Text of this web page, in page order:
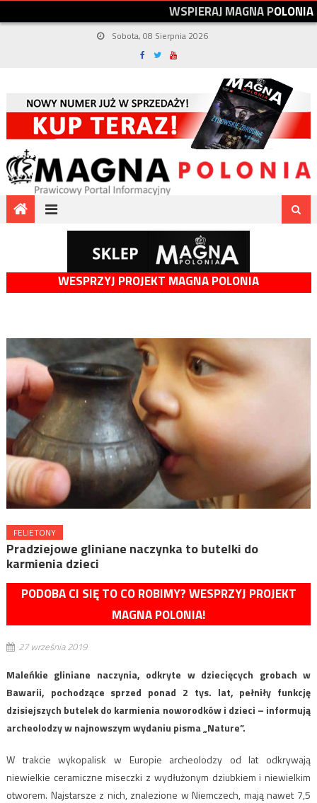
WSPIERAJMAGNAPOLONIA
Sobota, 08 Sierpnia 2026
WESPRZYJ PROJEKT MAGNA POLONIA
FELIETONY
Pradziejowe gliniane naczynka to butelki do
karmienia dzieci
PODOBA CI SIĘ TO CO ROBIMY? WESPRZYJ PROJEKT
MAGNA POLONIA!
27 września 2019
Maleńkie gliniane naczynia, odkryte w dziecięcych grobach w
Bawarii, pochodzące sprzed ponad 2 tys. lat, pełniły funkcję
dzisiejszych butelek do karmienia noworodków i dzieci – informują
archeolodzy w najnowszym wydaniu pisma „Nature”.
W trakcie wykopalisk w Europie archeolodzy od lat odkrywają
niewielkie ceramiczne miseczki z wydłużonym dziubkiem i niewielkim
otworem. Najstarsze z nich, znalezione w Niemczech, mają nawet 7,5